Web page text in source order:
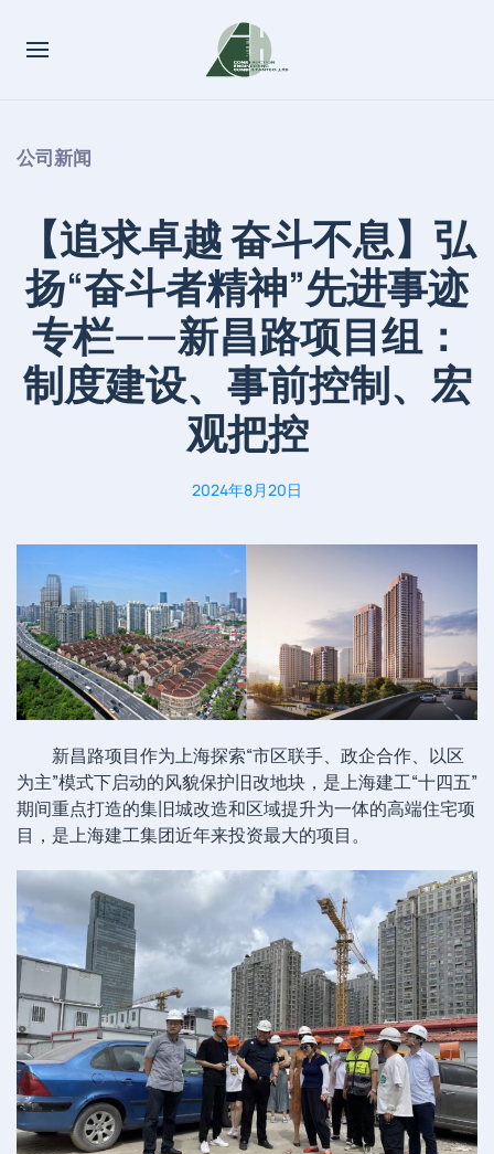
公司新闻
【追求卓越 奋斗不息】弘
扬“奋斗者精神”先进事迹
专栏——新昌路项目组：
制度建设、事前控制、宏
观把控
2024年8月20日
新昌路项目作为上海探索“市区联手、政企合作、以区
为主”模式下启动的风貌保护旧改地块，是上海建工“十四五”
期间重点打造的集旧城改造和区域提升为一体的高端住宅项
目，是上海建工集团近年来投资最大的项目。